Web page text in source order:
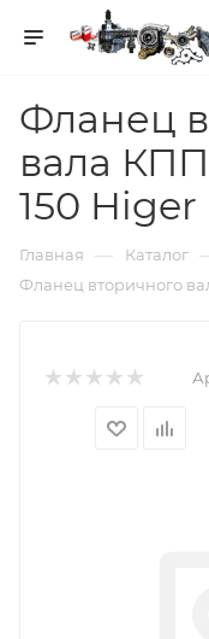
Фланец
вала КПП
150 Higer
Главная — Каталог
Фланец вторичного